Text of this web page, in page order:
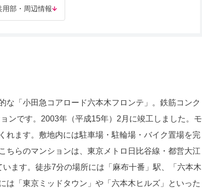
用部・周辺情報
な「小田急コアロード六本木フロンテ」。鉄筋コンク
ンです。2003年（平成15年）2月に竣工しました。モ
れます。敷地内には駐車場・駐輪場・バイク置場を完
ちらのマンションは、東京メトロ日比谷線・都営大江
ます。徒歩7分の場所には「麻布十番」駅、「六本木
は「東京ミッドタウン」や「六本木ヒルズ」といった